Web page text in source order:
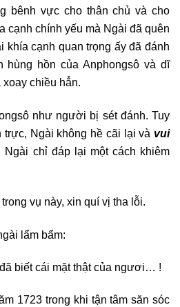
bênh vực cho thân chủ và cho
cạnh chính yếu mà Ngài đã quên
khía cạnh quan trọng ấy đã đánh
hùng hồn của Anphongsô và dĩ
chiều hẳn.
như người bị sét đánh. Tuy
Ngài không hề cãi lại và vui
Ngài chỉ đáp lại một cách khiêm
vụ này, xin quí vị tha lỗi.
lẩm bẩm:
biết cái mặt thật của ngươi… !
1723 trong khi tận tâm săn sóc